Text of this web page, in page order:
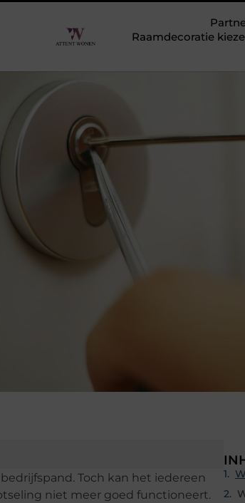
Raamdecoratie
Toch kan het iedereen
niet meer goed functioneert.